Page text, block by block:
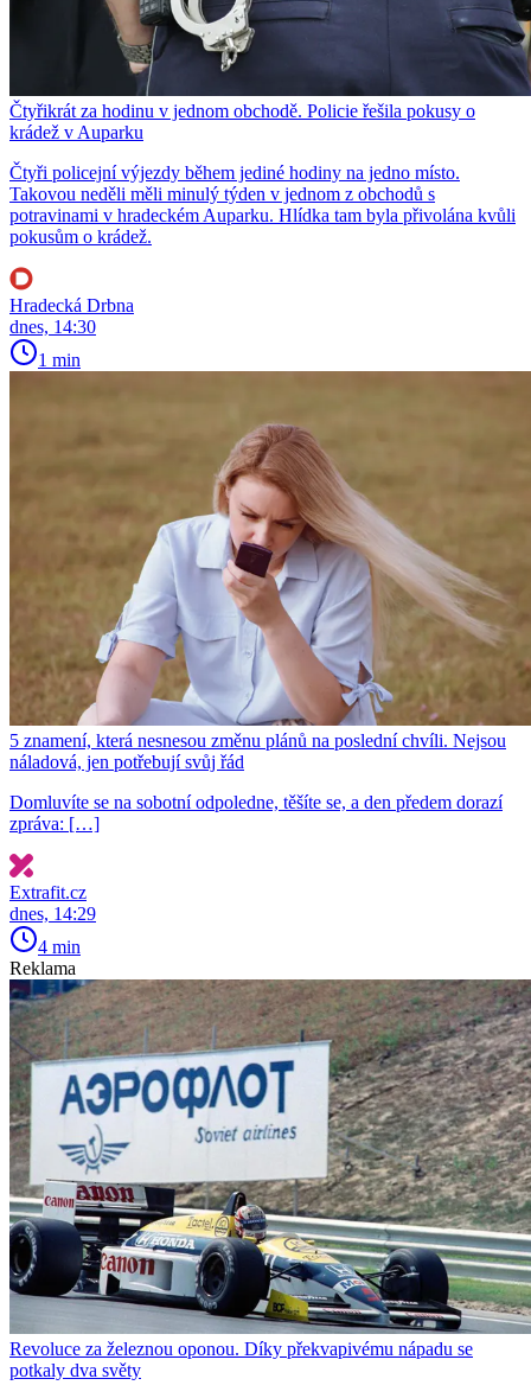
Čtyřikrát za hodinu v jednom obchodě. Policie řešila pokusy o
krádež v Auparku
Čtyři policejní výjezdy během jediné hodiny na jedno místo.
Takovou neděli měli minulý týden v jednom z obchodů s
potravinami v hradeckém Auparku. Hlídka tam byla přivolána kvůli
pokusům o krádež.
Hradecká Drbna
dnes, 14:30
1 min
5 znamení, která nesnesou změnu plánů na poslední chvíli. Nejsou
náladová, jen potřebují svůj řád
Domluvíte se na sobotní odpoledne, těšíte se, a den předem dorazí
zpráva: […]
Extrafit.cz
dnes, 14:29
4 min
Reklama
Revoluce za železnou oponou. Díky překvapivému nápadu se
potkaly dva světy